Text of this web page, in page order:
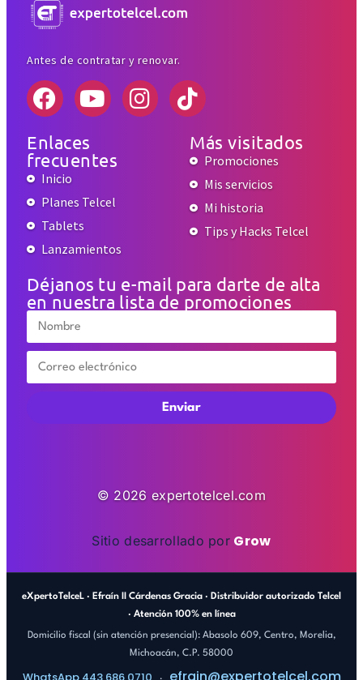
Antes de contratar y renovar.
Enlaces
frecuentes
Inicio
Planes Telcel
Tablets
Lanzamientos
Más visitados
Promociones
Mis servicios
Mi historia
Tips y Hacks Telcel
Déjanos tu e-mail para darte de alta
en nuestra lista de promociones
Enviar
© 2026 expertotelcel.com
Sitio desarrollado por Grow
eXpertoTelceL · Efraín II Cárdenas Gracia · Distribuidor autorizado Telcel
· Atención 100% en línea
Domicilio fiscal (sin atención presencial): Abasolo 609, Centro, Morelia,
Michoacán, C.P. 58000
WhatsApp 443 686 0710 efrain@expertotelcel.com